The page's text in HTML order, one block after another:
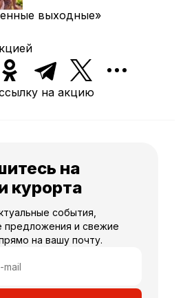
выходные»
на акцию
на
курорта
события,
предложения и свежие
на вашу почту.